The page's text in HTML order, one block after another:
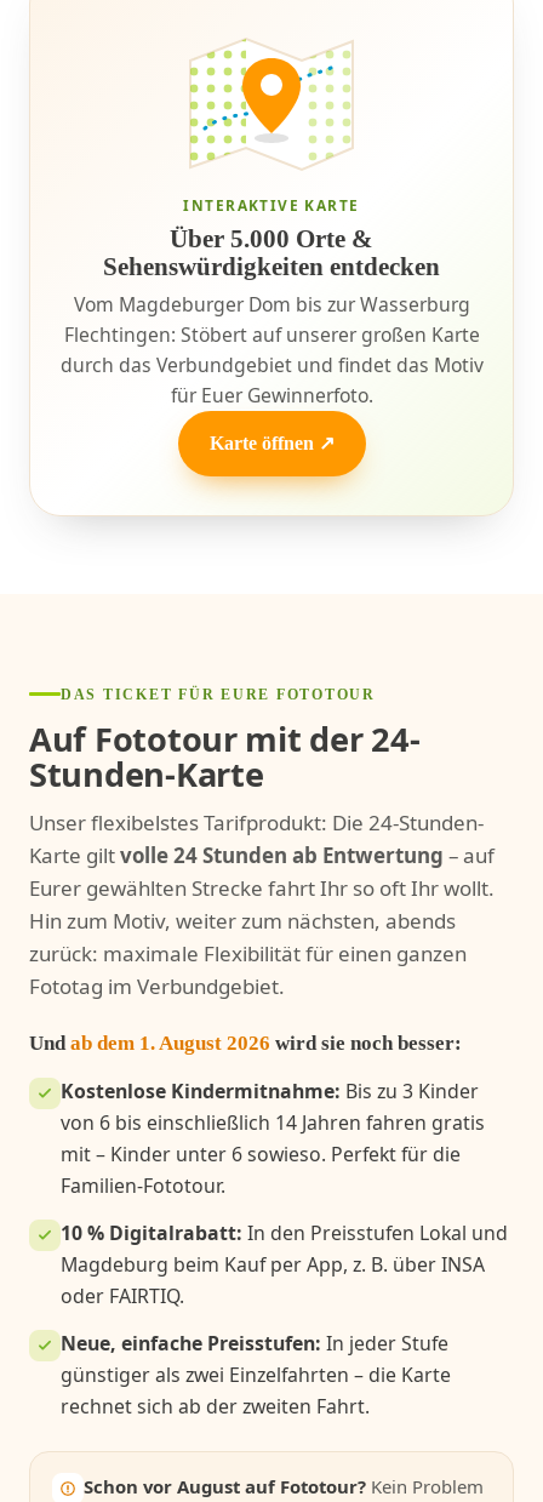
INTERAKTIVE KARTE
Über 5.000 Orte &
Sehenswürdigkeiten entdecken
Vom Magdeburger Dom bis zur Wasserburg
Flechtingen: Stöbert auf unserer großen Karte
durch das Verbundgebiet und findet das Motiv
für Euer Gewinnerfoto.
Karte öffnen ↗
DAS TICKET FÜR EURE FOTOTOUR
Auf Fototour mit der 24-
Stunden-Karte
Unser flexibelstes Tarifprodukt: Die 24-Stunden-
Karte giltvolle 24 Stunden ab Entwertung – auf
Eurer gewählten Strecke fahrt Ihr so oft Ihr wollt.
Hin zum Motiv, weiter zum nächsten, abends
zurück: maximale Flexibilität für einen ganzen
Fototag im Verbundgebiet.
Und ab dem 1. August 2026 wird sie noch besser:
Kostenlose Kindermitnahme: Bis zu 3 Kinder
von 6 bis einschließlich 14 Jahren fahren gratis
mit – Kinder unter 6 sowieso. Perfekt für die
Familien-Fototour.
10 % Digitalrabatt: In den Preisstufen Lokal und
Magdeburg beim Kauf per App, z. B. über INSA
oder FAIRTIQ.
Neue, einfache Preisstufen: In jeder Stufe
günstiger als zwei Einzelfahrten – die Karte
rechnet sich ab der zweiten Fahrt.
Schon vor August auf Fototour? Kein Problem